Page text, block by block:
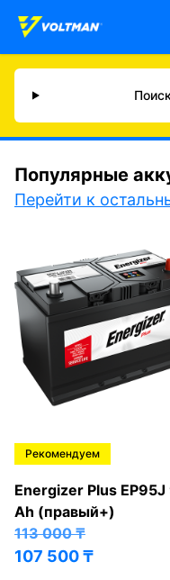
Популярные
Перейти к
Рекомендуем
Energizer Plus EP95J
Ah (правый+)
113 000₸
107 500₸